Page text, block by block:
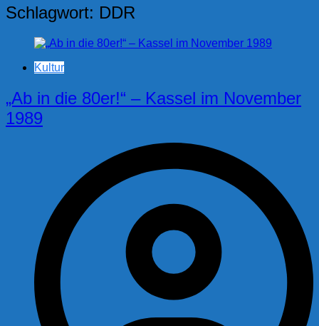
Schlagwort: DDR
Kultur
„Ab in die 80er!“ – Kassel im November
1989